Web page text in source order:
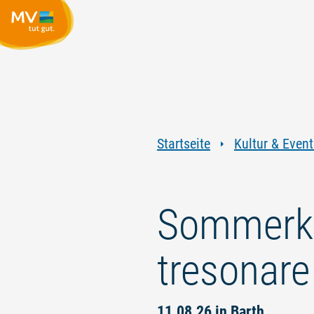
Startseite Kultur &
tresonare